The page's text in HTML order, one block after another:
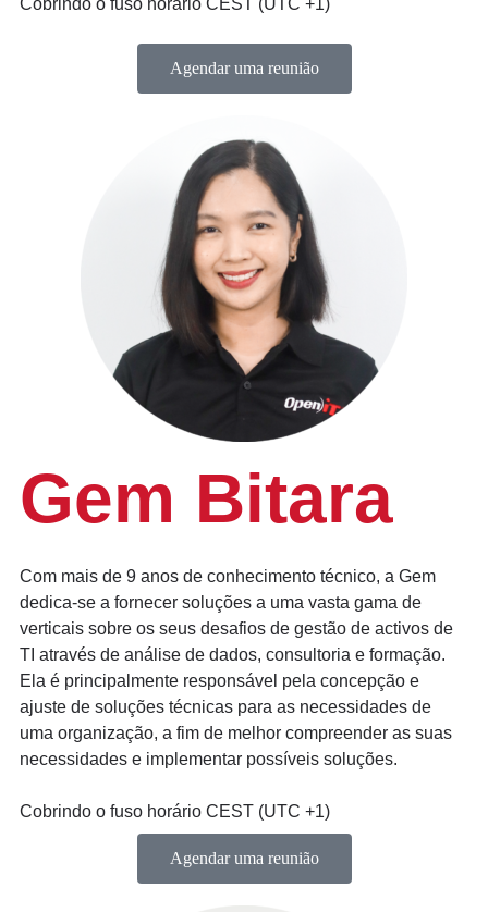
Agendar uma reunião
Gem Bitara
Com mais de 9 anos de conhecimento técnico, a Gem
dedica-se a fornecer soluções a uma vasta gama de
verticais sobre os seus desafios de gestão de activos de
TI através de análise de dados, consultoria e formação.
Ela é principalmente responsável pela concepção e
ajuste de soluções técnicas para as necessidades de
uma organização, a fim de melhor compreender as suas
necessidades e implementar possíveis soluções.
Cobrindo o fuso horário CEST (UTC +1)
Agendar uma reunião